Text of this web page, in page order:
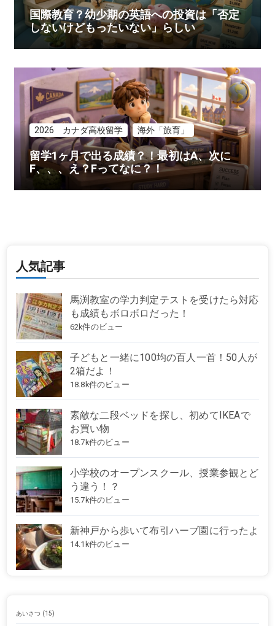
国際教育？幼少期の英語への投資は「否定
しないけどもったいない」らしい
2026 カナダ高校留学 海外「旅育」
留学1ヶ月で出る成績？！最初はA、次に
F、、、え？Fってなに？！
人気記事
馬渕教室の学力判定テストを受けたら対応
も成績もボロボロだった！
62k件のビュー
子どもと一緒に100均の百人一首！50人が
2箱だよ！
18.8k件のビュー
素敵な二段ベッドを探し、初めてIKEAで
お買い物
18.7k件のビュー
小学校のオープンスクール、授業参観とど
う違う！？
15.7k件のビュー
新神戸から歩いて布引ハーブ園に行ったよ
14.1k件のビュー
あいさつ (15)